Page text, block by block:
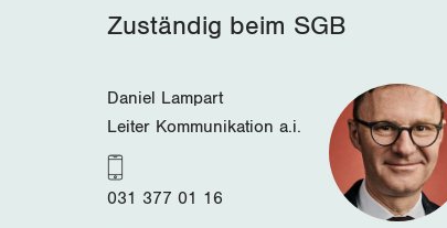
Zuständig beim SGB
Daniel Lampart
Leiter Kommunikation a.i.
031 377 01 16